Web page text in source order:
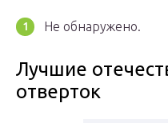
Не обнаружено.
Лучшие
отверток